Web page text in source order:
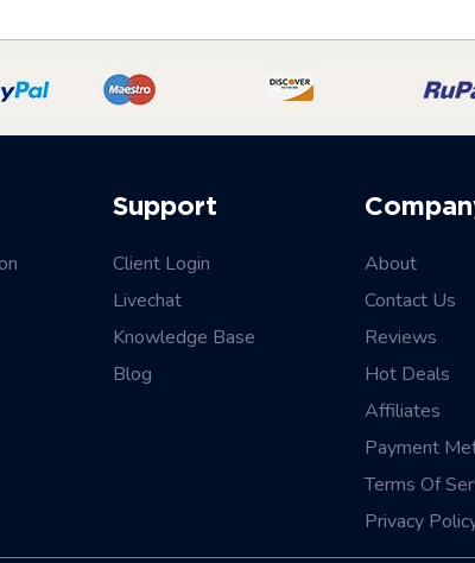
Support
Client Login
Livechat
Knowledge Base
Blog
About
Contact Us
Reviews
Hot Deals
Affiliates
Payment
Terms Of
Privacy